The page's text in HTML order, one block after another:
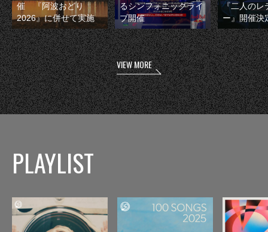
催 『阿波おどり
2026』に併せて実施
るシンフォニックライ
ブ開催
『二人のレ
ー』開催決
VIEW MORE
PLAYLIST